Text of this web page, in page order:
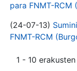
para FNMT-RCM
(24-07-13)
FNMT-RCM
1 - 10